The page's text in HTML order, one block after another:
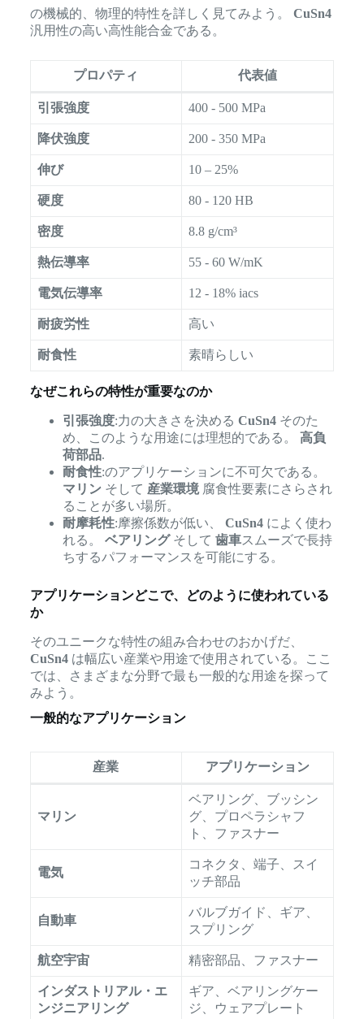
の機械的、物理的特性を詳しく見てみよう。 CuSn4
汎用性の高い高性能合金である。
プロパティ 代表値
引張強度 400 - 500 MPa
降伏強度 200 - 350 MPa
伸び 10 – 25%
硬度 80 - 120 HB
密度 8.8 g/cm³
熱伝導率 55 - 60 W/mK
電気伝導率 12 - 18% iacs
耐疲労性 高い
耐食性 素晴らしい
なぜこれらの特性が重要なのか
引張強度:力の大きさを決める CuSn4そのた
め、このような用途には理想的である。 高負
荷部品.
耐食性:のアプリケーションに不可欠である。
マリン そして 産業環境腐食性要素にさらされ
ることが多い場所。
耐摩耗性:摩擦係数が低い、 CuSn4によく使わ
れる。 ベアリングそして 歯車スムーズで長持
ちするパフォーマンスを可能にする。
アプリケーションどこで、どのように使われている
か
そのユニークな特性の組み合わせのおかげだ、
CuSn4は幅広い産業や用途で使用されている。ここ
では、さまざまな分野で最も一般的な用途を探って
みよう。
一般的なアプリケーション
産業 アプリケーション
マリン
ベアリング、ブッシン
グ、プロペラシャフ
ト、ファスナー
電気
コネクタ、端子、スイ
ッチ部品
自動車
バルブガイド、ギア、
スプリング
航空宇宙 精密部品、ファスナー
インダストリアル・エ
ンジニアリング
ギア、ベアリングケー
ジ、ウェアプレート